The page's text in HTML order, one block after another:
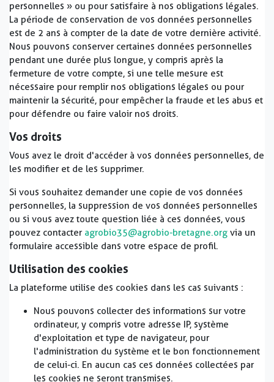
personnelles » ou pour satisfaire à nos obligations légales.
La période de conservation de vos données personnelles
est de 2 ans à compter de la date de votre dernière activité.
Nous pouvons conserver certaines données personnelles
pendant une durée plus longue, y compris après la
fermeture de votre compte, si une telle mesure est
nécessaire pour remplir nos obligations légales ou pour
maintenir la sécurité, pour empêcher la fraude et les abus et
pour défendre ou faire valoir nos droits.
Vos droits
Vous avez le droit d'accéder à vos données personnelles, de
les modifier et de les supprimer.
Si vous souhaitez demander une copie de vos données
personnelles, la suppression de vos données personnelles
ou si vous avez toute question liée à ces données, vous
pouvez contacter agrobio35@agrobio-bretagne.org via un
formulaire accessible dans votre espace de profil.
Utilisation des cookies
La plateforme utilise des cookies dans les cas suivants :
Nous pouvons collecter des informations sur votre
ordinateur, y compris votre adresse IP, système
d'exploitation et type de navigateur, pour
l'administration du système et le bon fonctionnement
de celui-ci. En aucun cas ces données collectées par
les cookies ne seront transmises.